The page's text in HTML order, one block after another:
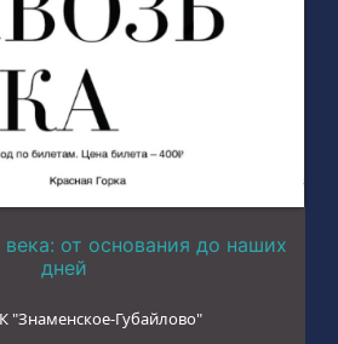
века: от основания до наших
дней
"Знаменское-Губайлово"